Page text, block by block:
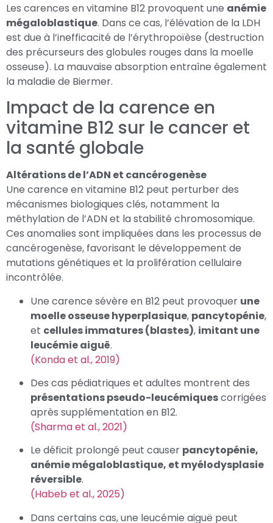
Les carences en vitamine B12 provoquent une anémie
mégaloblastique. Dans ce cas, l’élévation de la LDH
est due à l’inefficacité de l’érythropoïèse (destruction
des précurseurs des globules rouges dans la moelle
osseuse). La mauvaise absorption entraîne également
la maladie de Biermer.
Impact de la carence en
vitamine B12 sur le cancer et
la santé globale
Altérations de l’ADN et cancérogenèse
Une carence en vitamine B12 peut perturber des
mécanismes biologiques clés, notamment la
méthylation de l’ADN et la stabilité chromosomique.
Ces anomalies sont impliquées dans les processus de
cancérogenèse, favorisant le développement de
mutations génétiques et la prolifération cellulaire
incontrôlée.
Une carence sévère en B12 peut provoquer une
moelle osseuse hyperplasique, pancytopénie,
et cellules immatures (blastes), imitant une
leucémie aiguë.
(Konda et al., 2019)
Des cas pédiatriques et adultes montrent des
présentations pseudo-leucémiquescorrigées
après supplémentation en B12.
(Sharma et al., 2021)
Le déficit prolongé peut causer pancytopénie,
anémie mégaloblastique, et myélodysplasie
réversible.
(Habeb et al., 2025)
Dans certains cas, une leucémie aiguë peut